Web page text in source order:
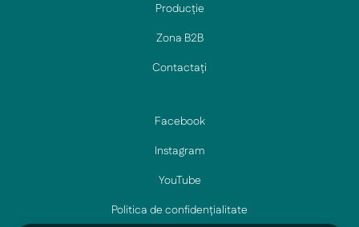
Producție
Zona B2B
Contactați
Facebook
Instagram
YouTube
Politica de confidențialitate